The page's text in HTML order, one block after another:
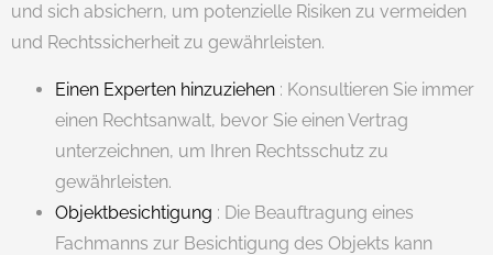
und sich absichern, um potenzielle Risiken zu vermeiden
und Rechtssicherheit zu gewährleisten.
Einen Experten hinzuziehen : Konsultieren Sie immer
einen Rechtsanwalt, bevor Sie einen Vertrag
unterzeichnen, um Ihren Rechtsschutz zu
gewährleisten.
Objektbesichtigung : Die Beauftragung eines
Fachmanns zur Besichtigung des Objekts kann